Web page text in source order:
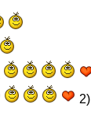
2)